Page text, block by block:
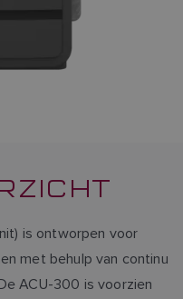
is ontworpen voor
met behulp van continu
ACU-300 is voorzien